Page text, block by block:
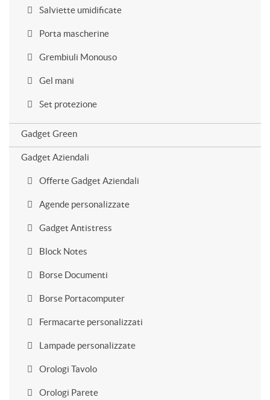
Salviette umidificate
Porta mascherine
Grembiuli Monouso
Gel mani
Set protezione
Gadget Green
Gadget Aziendali
Offerte Gadget Aziendali
Agende personalizzate
Gadget Antistress
Block Notes
Borse Documenti
Borse Portacomputer
Fermacarte personalizzati
Lampade personalizzate
Orologi Tavolo
Orologi Parete